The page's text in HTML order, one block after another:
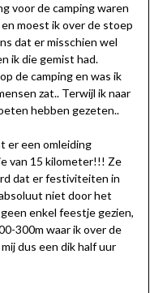
voor de camping waren
moest ik over de stoep
dat er misschien wel
ik die gemist had.
de camping en was ik
zat.. Terwijl ik naar
hebben gezeten..
er een omleiding
van 15 kilometer!!! Ze
dat er festiviteiten in
niet door het
enkel feestje gezien,
300m waar ik over de
dus een dik half uur